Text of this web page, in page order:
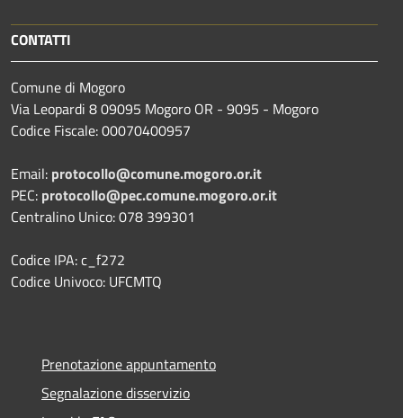
CONTATTI
Comune di Mogoro
Via Leopardi 8 09095 Mogoro OR - 9095 - Mogoro
Codice Fiscale: 00070400957
Email: protocollo@comune.mogoro.or.it
PEC: protocollo@pec.comune.mogoro.or.it
Centralino Unico: 078 399301
Codice IPA: c_f272
Codice Univoco: UFCMTQ
Prenotazione appuntamento
Segnalazione disservizio